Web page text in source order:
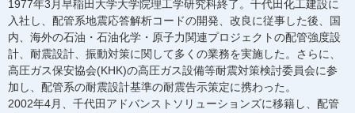
1977年3月早稲田大学大学院理工学研究科終了。千代田化工建設に
入社し、配管系地震応答解析コードの開発、改良に従事した後、国
内、海外の石油・石油化学・原子力関連プロジェクトの配管強度設
計、耐震設計、振動対策に関して多くの業務を実施した。さらに、
高圧ガス保安協会(KHK)の高圧ガス設備等耐震対策検討委員会に参
加し、配管系の耐震設計基準の耐震告示策定に携わった。
2002年4月、千代田アドバンストソリューションズに移籍し、配管